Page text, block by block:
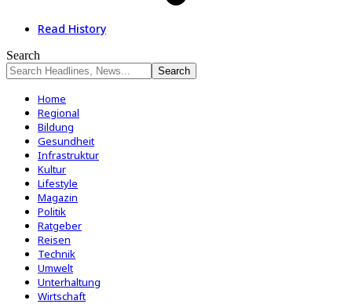
Read History
Search
Home
Regional
Bildung
Gesundheit
Infrastruktur
Kultur
Lifestyle
Magazin
Politik
Ratgeber
Reisen
Technik
Umwelt
Unterhaltung
Wirtschaft